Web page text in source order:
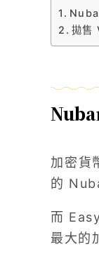
拋售
加密貨
的
而
最大的